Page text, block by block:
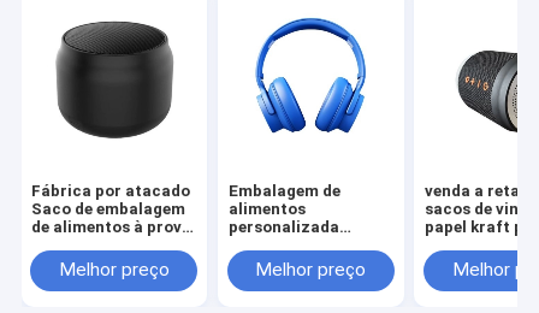
Fábrica por atacado
Saco de embalagem
de alimentos à prova
fora do vendedor
Saco de papel Kraft
Melhor preço
Embalagem de
alimentos
personalizada
levar comida Pão
Saco de papel para
Melhor preço
venda a
sacos de
papel kraft
Melhor